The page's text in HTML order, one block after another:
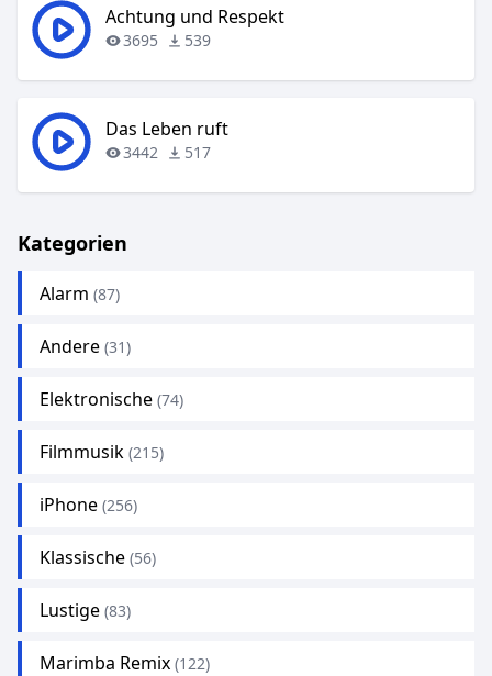
Achtung und Respekt
3695 539
Das Leben ruft
3442 517
Kategorien
Alarm (87)
Andere (31)
Elektronische (74)
Filmmusik (215)
iPhone (256)
Klassische (56)
Lustige (83)
Marimba Remix (122)